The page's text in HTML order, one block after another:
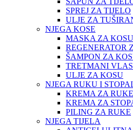
SPREJ ZA TIJELO
ULJE ZA
NJEGA KOSE
MASKA ZA KOSU
REGENERATOR
ŠAMPON ZA
TRETMANI
ULJE ZA KOSU
NJEGA RUKU I
KREMA ZA RUKE
KREMA ZA
PILING ZA RUKE
NJEGA TIJELA